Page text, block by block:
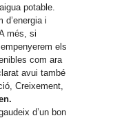
potable.
d’energia i
més, si
els
com ara
avui també
Creixement,
d’un bon